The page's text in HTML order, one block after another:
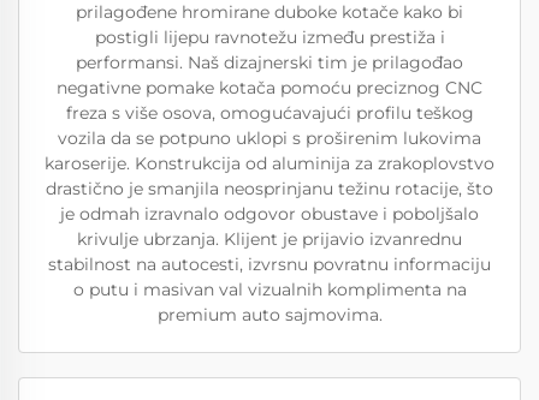
prilagođene hromirane duboke kotače kako bi
postigli lijepu ravnotežu između prestiža i
performansi. Naš dizajnerski tim je prilagođao
negativne pomake kotača pomoću preciznog CNC
freza s više osova, omogućavajući profilu teškog
vozila da se potpuno uklopi s proširenim lukovima
karoserije. Konstrukcija od aluminija za zrakoplovstvo
drastično je smanjila neosprinjanu težinu rotacije, što
je odmah izravnalo odgovor obustave i poboljšalo
krivulje ubrzanja. Klijent je prijavio izvanrednu
stabilnost na autocesti, izvrsnu povratnu informaciju
o putu i masivan val vizualnih komplimenta na
premium auto sajmovima.